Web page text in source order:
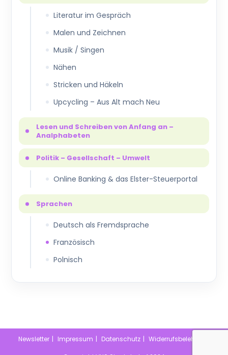
Literatur im Gespräch
Malen und Zeichnen
Musik / Singen
Nähen
Stricken und Häkeln
Upcycling – Aus Alt mach Neu
Lesen und Schreiben von Anfang an –
Analphabeten
Politik – Gesellschaft – Umwelt
Online Banking & das Elster-Steuerportal
Sprachen
Deutsch als Fremdsprache
Französisch
Polnisch
Newsletter Impressum Datenschutz Widerrufsbelehrung